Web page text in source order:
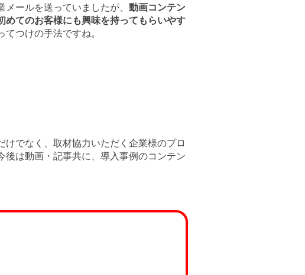
ールを送っていましたが、 動画コンテン
めてのお客様にも興味を持ってもらいやす
つけの手法ですね。
でなく、取材協力いただく企業様のプロ
は動画・記事共に、導入事例のコンテン